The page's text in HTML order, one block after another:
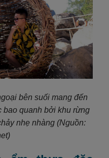
bên suối mang đến
bao quanh bởi khu rừng
nhẹ nhàng (Nguồn: